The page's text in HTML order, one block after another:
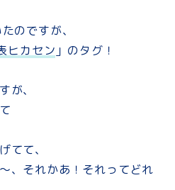
のですが、
ヒカセン 」のタグ！
が、
てて、
、それかあ！それってどれ